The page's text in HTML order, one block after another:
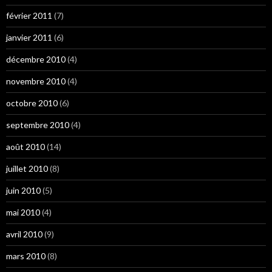
février 2011 (7)
janvier 2011 (6)
décembre 2010(4)
novembre 2010(4)
octobre 2010(6)
septembre 2010(4)
août 2010(14)
juillet 2010(8)
juin 2010(5)
mai 2010(4)
avril 2010(9)
mars 2010(8)